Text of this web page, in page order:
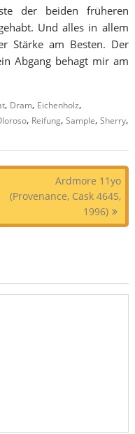
der beiden früheren
Und alles in allem
Stärke am Besten. Der
Abgang behagt mir am
, Dram, Eichenholz,
, Reifung,Sample,Sherry,
Ardmore 11yo
(Provenance, Cask 4645,
1996)